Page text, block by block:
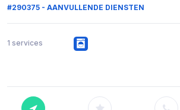
#290375 - AANVULLENDE DIENSTEN
1 services